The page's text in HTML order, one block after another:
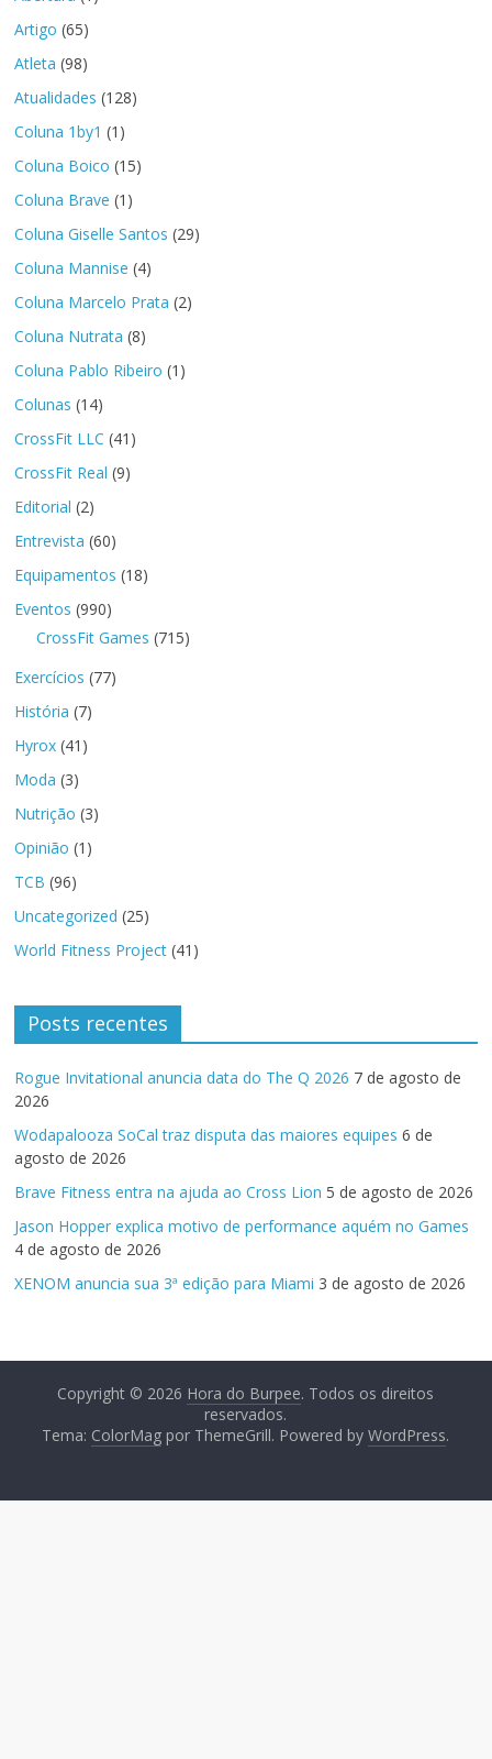
Artigo (65)
Atleta (98)
Atualidades (128)
Coluna 1by1 (1)
Coluna Boico (15)
Coluna Brave (1)
Coluna Giselle Santos (29)
Coluna Mannise (4)
Coluna Marcelo Prata (2)
Coluna Nutrata (8)
Coluna Pablo Ribeiro (1)
Colunas (14)
CrossFit LLC (41)
CrossFit Real (9)
Editorial (2)
Entrevista (60)
Equipamentos (18)
Eventos (990)
CrossFit Games (715)
Exercícios (77)
História (7)
Hyrox (41)
Moda (3)
Nutrição (3)
Opinião (1)
TCB (96)
Uncategorized (25)
World Fitness Project (41)
Posts recentes
Rogue Invitational anuncia data do The Q 2026 7 de agosto de
2026
Wodapalooza SoCal traz disputa das maiores equipes 6 de
agosto de 2026
Brave Fitness entra na ajuda ao Cross Lion 5 de agosto de 2026
Jason Hopper explica motivo de performance aquém no Games
4 de agosto de 2026
XENOM anuncia sua 3ª edição para Miami 3 de agosto de 2026
Copyright © 2026 Hora do Burpee. Todos os direitos
reservados.
Tema: ColorMag por ThemeGrill. Powered byWordPress.